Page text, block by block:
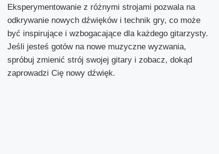
Eksperymentowanie z różnymi strojami pozwala na
odkrywanie nowych dźwięków i technik gry, co może
być inspirujące i wzbogacające dla każdego gitarzysty.
Jeśli jesteś gotów na nowe muzyczne wyzwania,
spróbuj zmienić strój swojej gitary i zobacz, dokąd
zaprowadzi Cię nowy dźwięk.